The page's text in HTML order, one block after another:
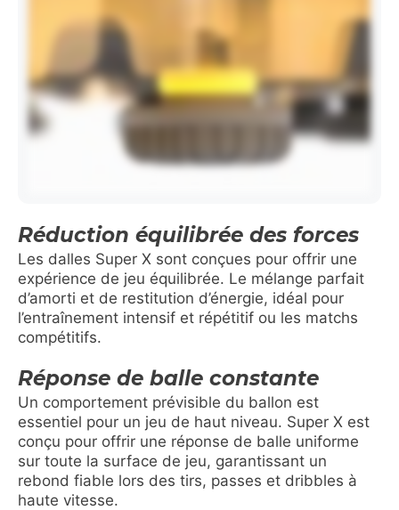
Réduction équilibrée des forces
Les dalles Super X sont conçues pour offrir une
expérience de jeu équilibrée. Le mélange parfait
d’amorti et de restitution d’énergie, idéal pour
l’entraînement intensif et répétitif ou les matchs
compétitifs.
Réponse de balle constante
Un comportement prévisible du ballon est
essentiel pour un jeu de haut niveau. Super X est
conçu pour offrir une réponse de balle uniforme
sur toute la surface de jeu, garantissant un
rebond fiable lors des tirs, passes et dribbles à
haute vitesse.